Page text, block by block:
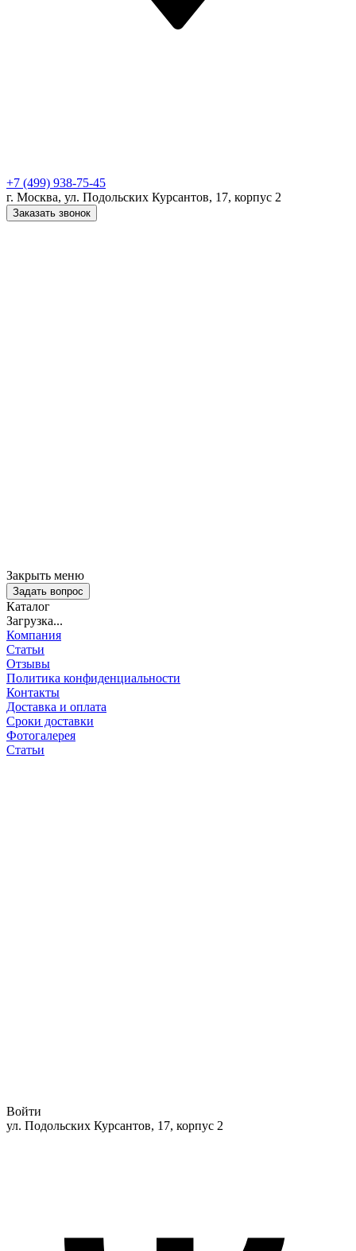
+7 (499) 938-75-45
г. Москва, ул. Подольских Курсантов, 17, корпус 2
Заказать звонок
Закрыть меню
Задать вопрос
Каталог
Загрузка...
Компания
Статьи
Отзывы
Политика конфиденциальности
Контакты
Доставка и оплата
Сроки доставки
Фотогалерея
Статьи
Войти
ул. Подольских Курсантов, 17, корпус 2